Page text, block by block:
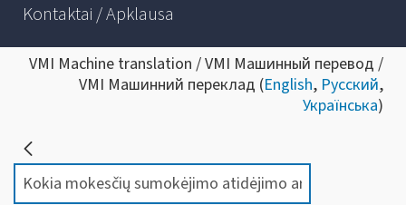
Kontaktai / Apklausa
VMI Machine translation / VMI Машинный перевод /
VMI Машинний переклад (English, Русский,
Українська)